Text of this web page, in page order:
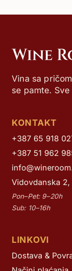
Vina sa
se pamte.
KONTAKT
+387 65 918
+387 51 962
Vidovdanska 2,
Pon–Pet: 9–20h
Sub: 10–16h
LINKOVI
Dostava &